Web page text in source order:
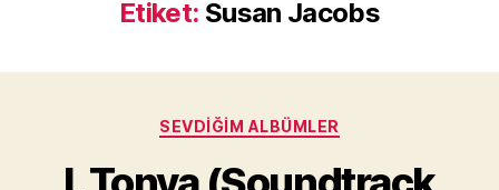
Etiket: Susan Jacobs
Kategoriler
SEVDIĞIM ALBÜMLER
z